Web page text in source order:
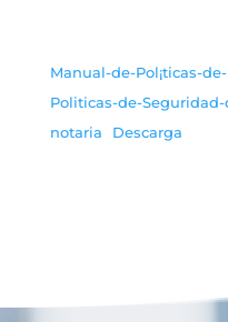
Manual-de-Pol¡ticas-
Politicas-de-
notaria
Descarga